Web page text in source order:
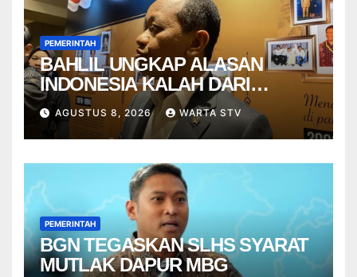
PEMERINTAH
BAHLIL UNGKAP ALASAN
INDONESIA KALAH DARI
VIETNAM
AGUSTUS 8, 2026 WARTA STV
PEMERINTAH
BGN TEGASKAN SLHS SYARAT
MUTLAK DAPUR MBG